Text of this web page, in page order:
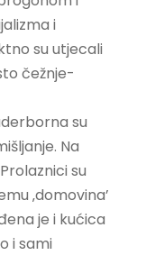
i
su utjecali
čežnje-
su
Na
su
‚domovina’
je i kućica
i sami